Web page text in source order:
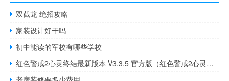
双截龙 绝招攻略
家装设计好干吗
初中能读的军校有哪些学校
红色警戒2心灵终结最新版本 V3.3.5 官方版（红色警戒2心灵终结最新版本 V3.3.5 官方版功能简介）